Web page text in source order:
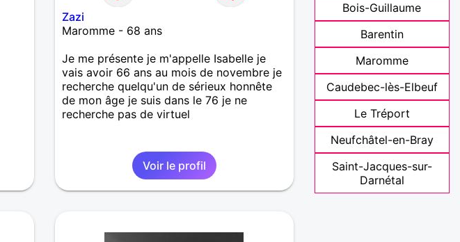
Zazi
Maromme - 68 ans
Je me présente je m'appelle Isabelle je
vais avoir 66 ans au mois de novembre je
recherche quelqu'un de sérieux honnête
de mon âge je suis dans le 76 je ne
recherche pas de virtuel
Voir le profil
Bois-Guillaume
Barentin
Maromme
Caudebec-lès-Elbeuf
Le Tréport
Neufchâtel-en-Bray
Saint-Jacques-sur-
Darnétal